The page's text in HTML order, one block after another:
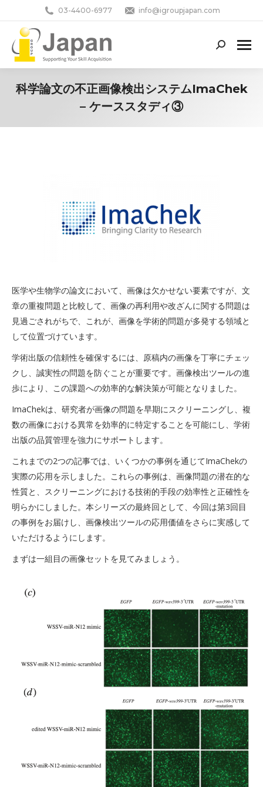
03-4400-6977 info@igroupjapan.com
Search:
科学論文の不正画像検出システムImaChek
– ケーススタディ③
医学や生物学の論文において、画像は欠かせない要素ですが、⽂
章の重複問題と⽐較して、画像の再利⽤や改ざんに関する問題は
⾒過ごされがちで、これが、画像を学術的問題が多発する領域と
して位置づけています。
学術出版の信頼性を確保するには、原稿内の画像を丁寧にチェッ
クし、誠実性の問題を防ぐことが重要です。画像検出ツールの進
歩により、この課題への効率的な解決策が可能となりました。
ImaChekは、研究者が画像の問題を早期にスクリーニングし、複
数の画像における異常を効率的に特定することを可能にし、学術
出版の品質管理を強⼒にサポートします。
これまでの2つの記事では、いくつかの事例を通じてImaChekの
実際の応用を示しました。これらの事例は、画像問題の潜在的な
性質と、スクリーニングにおける技術的手段の効率性と正確性を
明らかにしました。本シリーズの最終回として、今回は第3回目
の事例をお届けし、画像検出ツールの応用価値をさらに実感して
いただけるようにします。
まずは一組目の画像セットを見てみましょう。